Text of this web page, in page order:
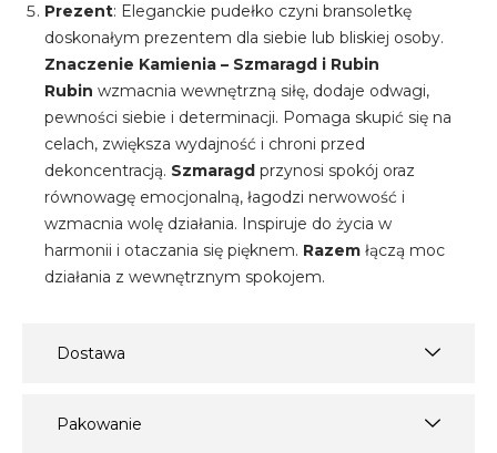
Prezent: Eleganckie pudełko czyni bransoletkę
doskonałym prezentem dla siebie lub bliskiej osoby.
Znaczenie Kamienia – Szmaragd i Rubin
Rubin wzmacnia wewnętrzną siłę, dodaje odwagi,
pewności siebie i determinacji. Pomaga skupić się na
celach, zwiększa wydajność i chroni przed
dekoncentracją. Szmaragd przynosi spokój oraz
równowagę emocjonalną, łagodzi nerwowość i
wzmacnia wolę działania. Inspiruje do życia w
harmonii i otaczania się pięknem. Razem łączą moc
działania z wewnętrznym spokojem.
Dostawa
Pakowanie